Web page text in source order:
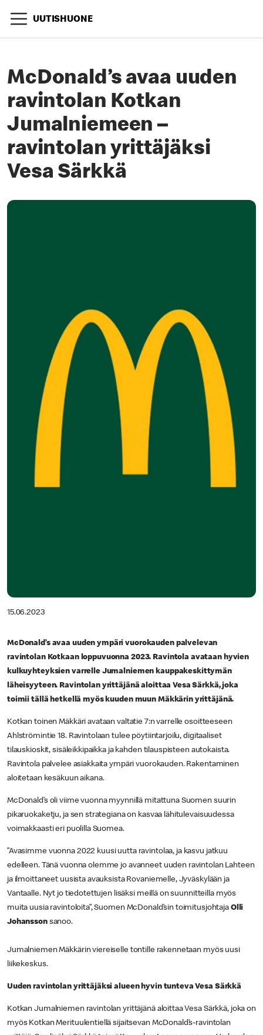
UUTISHUONE
McDonald’s avaa uuden
ravintolan Kotkan
Jumalniemeen –
ravintolan yrittäjäksi
Vesa Särkkä
15.06.2023
McDonald’s avaa uuden ympäri vuorokauden palvelevan
ravintolan Kotkaan loppuvuonna 2023. Ravintola avataan hyvien
kulkuyhteyksien varrelle Jumalniemen kauppakeskittymän
läheisyyteen. Ravintolan yrittäjänä aloittaa Vesa Särkkä, joka
toimii tällä hetkellä myös kuuden muun Mäkkärin yrittäjänä.
Kotkan toinen Mäkkäri avataan valtatie 7:n varrelle osoitteeseen
Ahlströmintie 18. Ravintolaan tulee pöytiintarjoilu, digitaaliset
tilauskioskit, sisäleikkipaikka ja kahden tilauspisteen autokaista.
Ravintola palvelee asiakkaita ympäri vuorokauden. Rakentaminen
aloitetaan kesäkuun aikana.
McDonald’s oli viime vuonna myynnillä mitattuna Suomen suurin
pikaruokaketju, ja sen strategiana on kasvaa lähitulevaisuudessa
voimakkaasti eri puolilla Suomea.
”Avasimme vuonna 2022 kuusi uutta ravintolaa, ja kasvu jatkuu
edelleen. Tänä vuonna olemme jo avanneet uuden ravintolan Lahteen
ja ilmoittaneet uusista avauksista Rovaniemelle, Jyväskylään ja
Vantaalle. Nyt jo tiedotettujen lisäksi meillä on suunnitteilla myös
muita uusia ravintoloita”, Suomen McDonald’sin toimitusjohtaja Olli
Johansson sanoo.
Jumalniemen Mäkkärin viereiselle tontille rakennetaan myös uusi
liikekeskus.
Uuden ravintolan yrittäjäksi alueen hyvin tunteva Vesa Särkkä
Kotkan Jumalniemen ravintolan yrittäjänä aloittaa Vesa Särkkä, joka on
myös Kotkan Merituulentiellä sijaitsevan McDonald’s-ravintolan